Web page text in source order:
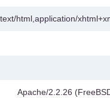
text/html,application/
Apache/2.2.26